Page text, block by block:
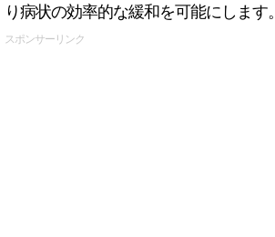
り病状の効率的な緩和を可能にします。
スポンサーリンク